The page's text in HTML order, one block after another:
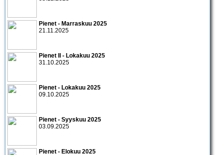
Pienet - Marraskuu 2025
21.11.2025
Pienet II - Lokakuu 2025
31.10.2025
Pienet - Lokakuu 2025
09.10.2025
Pienet - Syyskuu 2025
03.09.2025
Pienet - Elokuu 2025